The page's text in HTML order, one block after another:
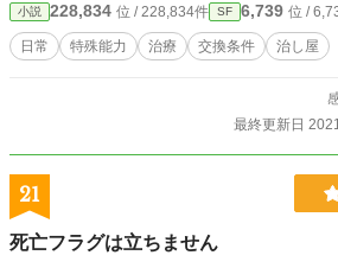
小説 228,834 位 / 228,834件 SF 6,739 位 /
日常 特殊能力 治療 交換条件 治し屋
最終更新日
21
死亡フラグは立ちません